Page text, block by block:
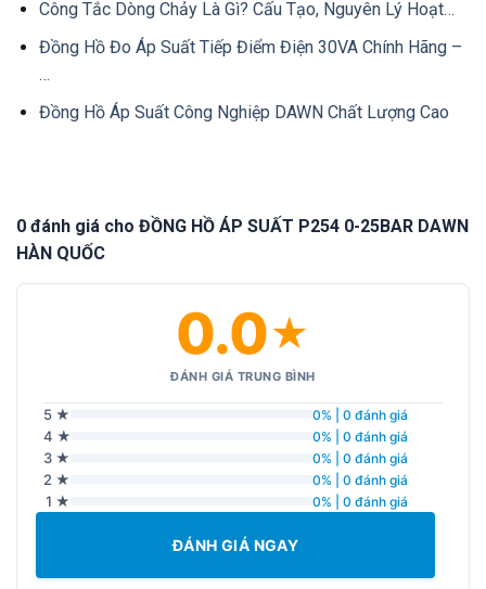
Công Tắc Dòng Chảy Là Gì? Cấu Tạo, Nguyên Lý Hoạt…
Đồng Hồ Đo Áp Suất Tiếp Điểm Điện 30VA Chính Hãng –
…
Đồng Hồ Áp Suất Công Nghiệp DAWN Chất Lượng Cao
0 đánh giá cho ĐỒNG HỒ ÁP SUẤT P254 0-25BAR DAWN
HÀN QUỐC
0.0★
ĐÁNH GIÁ TRUNG BÌNH
5 ★ 0% | 0 đánh giá
4 ★ 0% | 0 đánh giá
3 ★ 0% | 0 đánh giá
2 ★ 0% | 0 đánh giá
1 ★ 0% | 0 đánh giá
ĐÁNH GIÁ NGAY